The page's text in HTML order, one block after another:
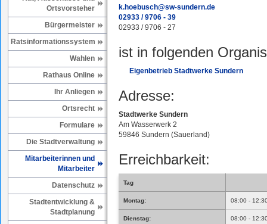
Ortsvorsteher
Bürgermeister
Ratsinformationssystem
Wahlen
Rathaus Online
Ihr Anliegen
Ortsrecht
Formulare
Die Stadtverwaltung
Mitarbeiterinnen und
Mitarbeiter
Datenschutz
Stadtentwicklung &
Stadtplanung
k.hoebusch@sw-sundern.de
02933 / 9706 - 39
02933 / 9706 - 27
ist in folgenden
Eigenbetrieb Stadtwerke Sundern
Adresse:
Stadtwerke Sundern
Am Wasserwerk 2
59846 Sundern (Sauerland)
Erreichbarkeit:
Tag
Montag: 08:00 -
Dienstag: 08:00 -